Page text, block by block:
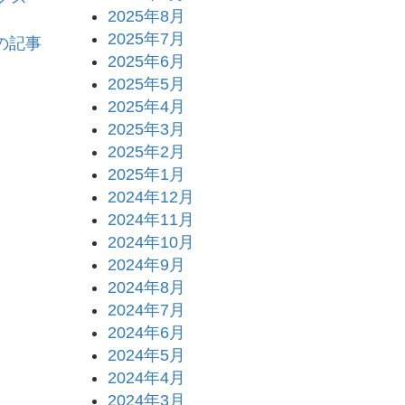
記事
2025年8月
2025年7月
2025年6月
2025年5月
2025年4月
2025年3月
2025年2月
2025年1月
2024年12月
2024年11月
2024年10月
2024年9月
2024年8月
2024年7月
2024年6月
2024年5月
2024年4月
2024年3月